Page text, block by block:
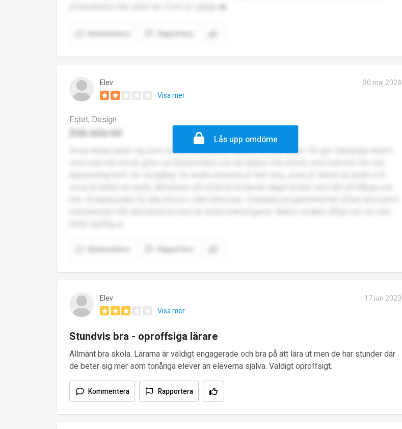
erfarenheten inte alltid var i form av glädje.❤️
Rapportera
Elev
30 maj 2024
Visa mer
Estet, Design
Sök inte hit
Vissa lärare beter sig som om de vore elever istället för ens lärare. De gör olämpliga skämt
Rapportera
Lås upp omdöme
Elev
17 jun 2023
Visa mer
Stundvis bra - oproffsiga lärare
Allmänt bra skola. Lärarna är väldigt engagerade och bra på att lära ut men de har stunder där
de beter sig mer som tonåriga elever än eleverna själva. Väldigt oproffsigt.
Kommentera Rapportera